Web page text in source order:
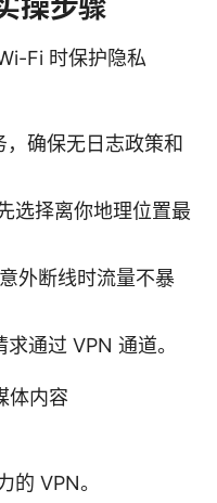
Fi 时保护隐私
确保无日志政策和
选择离你地理位置最
外断线时流量不暴
通过 VPN 通道。
体内容
的 VPN。